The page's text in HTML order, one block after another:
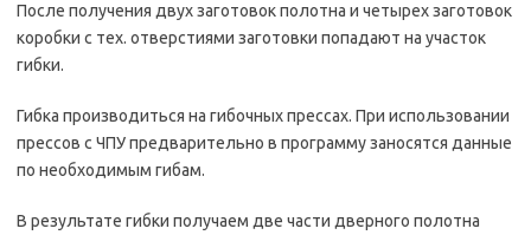
После получения двух заготовок полотна и четырех заготовок
коробки с тех. отверстиями заготовки попадают на участок
гибки.
Гибка производиться на гибочных прессах. При использовании
прессов с ЧПУ предварительно в программу заносятся данные
по необходимым гибам.
В результате гибки получаем две части дверного полотна